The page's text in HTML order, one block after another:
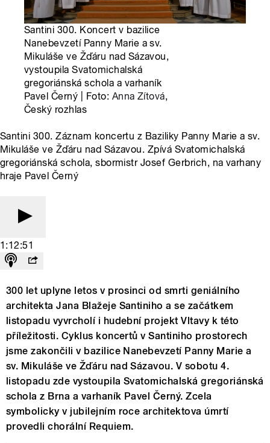
Santini 300. Koncert v bazilice
Nanebevzetí Panny Marie a sv.
Mikuláše ve Žďáru nad Sázavou,
vystoupila Svatomichalská
gregoriánská schola a varhaník
Pavel Černý | Foto: Anna Zítová,
Český rozhlas
Santini 300. Záznam koncertu z Baziliky Panny Marie a sv.
Mikuláše ve Žďáru nad Sázavou. Zpívá Svatomichalská
gregoriánská schola, sbormistr Josef Gerbrich, na varhany
hraje Pavel Černý
1:12:51
300 let uplyne letos v prosinci od smrti geniálního
architekta Jana Blažeje Santiniho a se začátkem
listopadu vyvrcholí i hudební projekt Vltavy k této
příležitosti. Cyklus koncertů v Santiniho prostorech
jsme zakončili v bazilice Nanebevzetí Panny Marie a
sv. Mikuláše ve Žďáru nad Sázavou. V sobotu 4.
listopadu zde vystoupila Svatomichalská gregoriánská
schola z Brna a varhaník Pavel Černý. Zcela
symbolicky v jubilejním roce architektova úmrtí
provedli chorální Requiem.